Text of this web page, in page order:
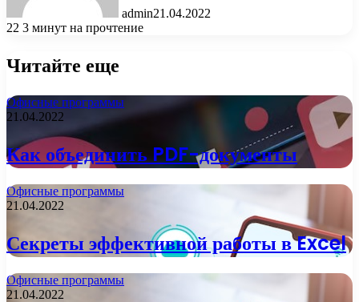
admin21.04.2022
22 3 минут на прочтение
Читайте еще
Офисные программы
21.04.2022
Как объединить PDF-документы
Офисные программы
21.04.2022
Секреты эффективной работы в Excel
Офисные программы
21.04.2022